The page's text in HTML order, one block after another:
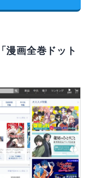
漫画全巻ドット